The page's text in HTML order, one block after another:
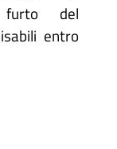
furto del
entro